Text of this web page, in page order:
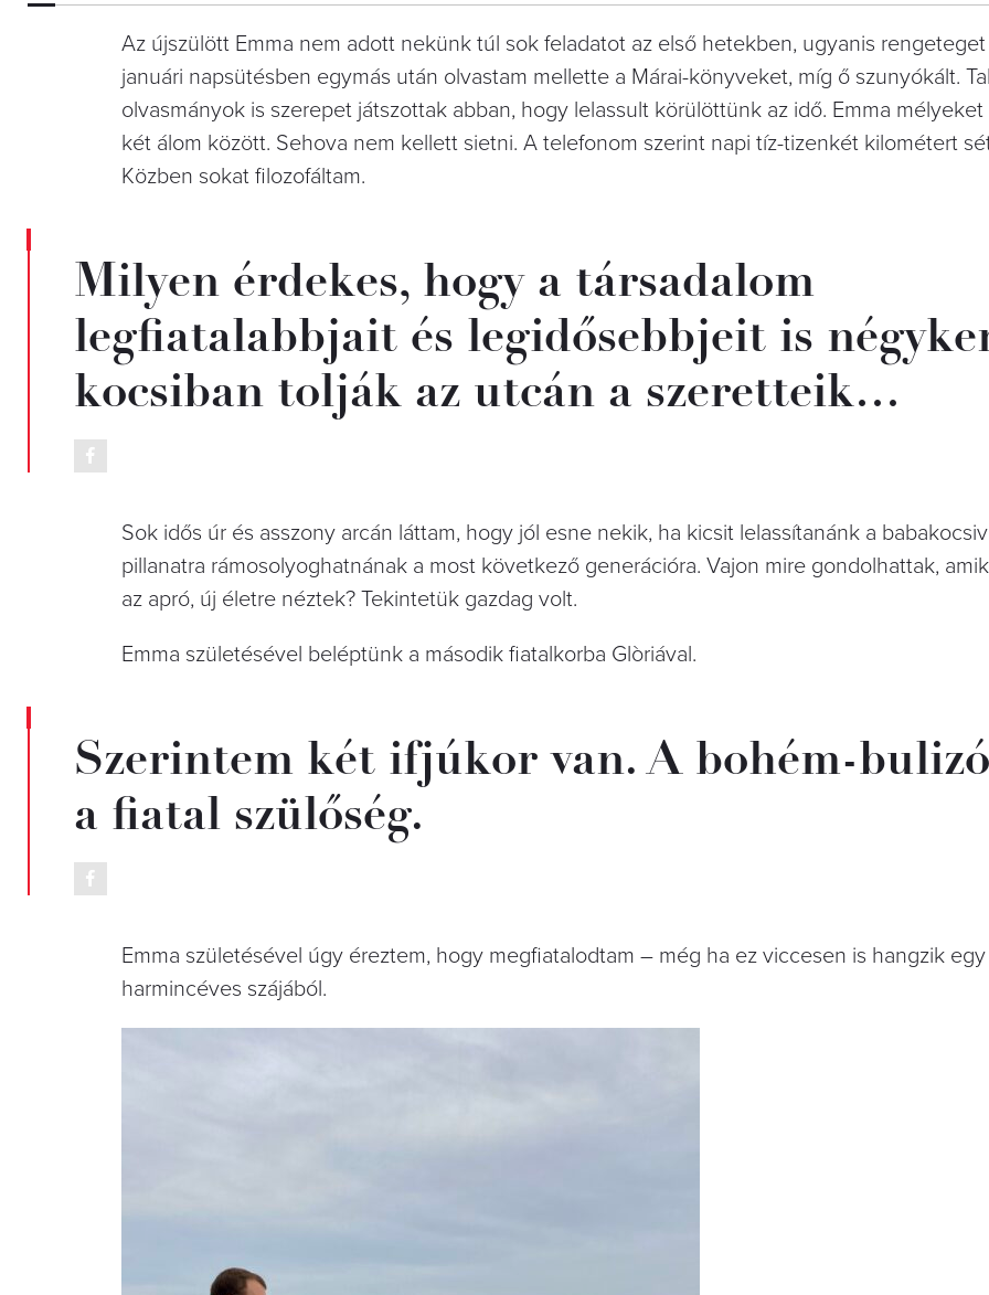
Az újszülött Emma nem adott nekünk túl sok feladatot az első hetekben, ugyanis
januári napsütésben egymás után olvastam mellette a Márai-könyveket, míg ő szunyókált.
olvasmányok is szerepet játszottak abban, hogy lelassult körülöttünk az idő. Emma
két álom között. Sehova nem kellett sietni. A telefonom szerint napi tíz-tizenkét kilométert
Közben sokat filozofáltam.
Milyen érdekes, hogy a társadalom
legfiatalabbjait és legidősebbjeit is
kocsiban tolják az utcán a szeretteik…
Sok idős úr és asszony arcán láttam, hogy jól esne nekik, ha kicsit lelassítanánk a
pillanatra rámosolyoghatnának a most következő generációra. Vajon mire gondolhattak,
az apró, új életre néztek? Tekintetük gazdag volt.
Emma születésével beléptünk a második fiatalkorba Glòriával.
Szerintem két ifjúkor van. A bohém-
a fiatal szülőség.
Emma születésével úgy éreztem, hogy megfiatalodtam – még ha ez viccesen is hangzik egy
harmincéves szájából.